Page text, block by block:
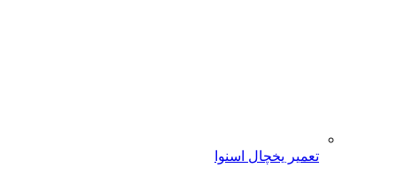
تعمیر یخچال اسنوا